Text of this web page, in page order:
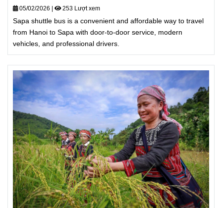
05/02/2026 253 Lượt xem
Sapa shuttle bus is a convenient and affordable way to travel
from Hanoi to Sapa with door-to-door service, modern
vehicles, and professional drivers.